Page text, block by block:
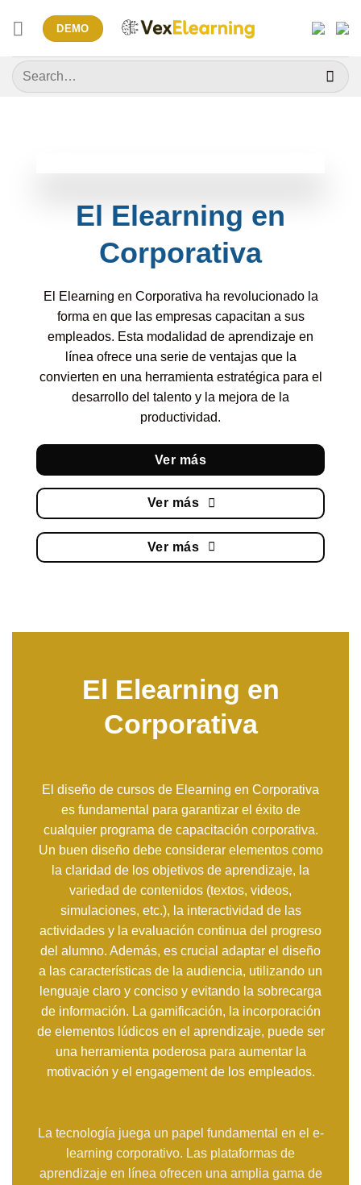
DEMO
Search
for:
El Elearning en
Corporativa
El Elearning en Corporativa ha revolucionado la
forma en que las empresas capacitan a sus
empleados. Esta modalidad de aprendizaje en
línea ofrece una serie de ventajas que la
convierten en una herramienta estratégica para el
desarrollo del talento y la mejora de la
productividad.
Ver más
Ver más
Ver más
El Elearning en
Corporativa
El diseño de cursos de Elearning en Corporativa
es fundamental para garantizar el éxito de
cualquier programa de capacitación corporativa.
Un buen diseño debe considerar elementos como
la claridad de los objetivos de aprendizaje, la
variedad de contenidos (textos, videos,
simulaciones, etc.), la interactividad de las
actividades y la evaluación continua del progreso
del alumno. Además, es crucial adaptar el diseño
a las características de la audiencia, utilizando un
lenguaje claro y conciso y evitando la sobrecarga
de información. La gamificación, la incorporación
de elementos lúdicos en el aprendizaje, puede ser
una herramienta poderosa para aumentar la
motivación y el engagement de los empleados.
La tecnología juega un papel fundamental en el e-
learning corporativo. Las plataformas de
aprendizaje en línea ofrecen una amplia gama de